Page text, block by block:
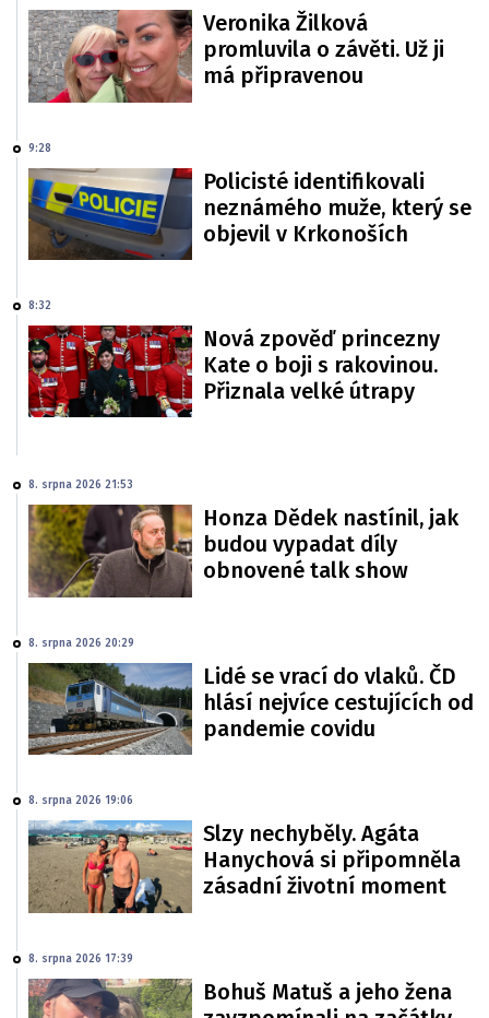
Veronika Žilková
promluvila o závěti. Už ji
má připravenou
9:28
Policisté identifikovali
neznámého muže, který se
objevil v Krkonoších
8:32
Nová zpověď princezny
Kate o boji s rakovinou.
Přiznala velké útrapy
8. srpna 2026 21:53
Honza Dědek nastínil, jak
budou vypadat díly
obnovené talk show
8. srpna 2026 20:29
Lidé se vrací do vlaků. ČD
hlásí nejvíce cestujících od
pandemie covidu
8. srpna 2026 19:06
Slzy nechyběly. Agáta
Hanychová si připomněla
zásadní životní moment
8. srpna 2026 17:39
Bohuš Matuš a jeho žena